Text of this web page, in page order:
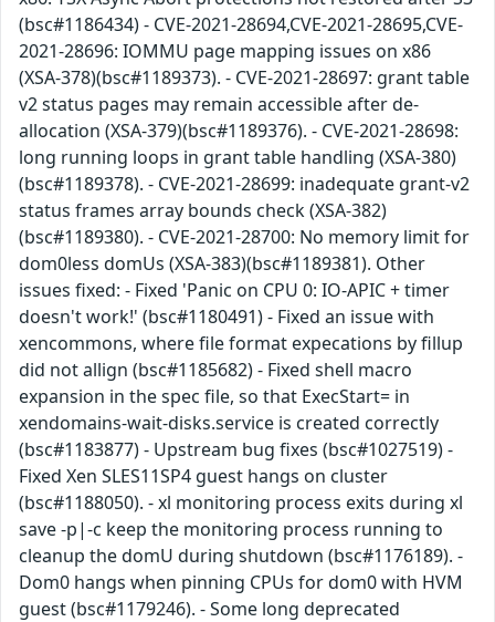
(bsc#1186434) - CVE-2021-28694,CVE-2021-28695,CVE-
2021-28696: IOMMU page mapping issues on x86
(XSA-378)(bsc#1189373). - CVE-2021-28697: grant table
v2 status pages may remain accessible after de-
allocation (XSA-379)(bsc#1189376). - CVE-2021-28698:
long running loops in grant table handling (XSA-380)
(bsc#1189378). - CVE-2021-28699: inadequate grant-v2
status frames array bounds check (XSA-382)
(bsc#1189380). - CVE-2021-28700: No memory limit for
dom0less domUs (XSA-383)(bsc#1189381). Other
issues fixed: - Fixed 'Panic on CPU 0: IO-APIC + timer
doesn't work!' (bsc#1180491) - Fixed an issue with
xencommons, where file format expecations by fillup
did not allign (bsc#1185682) - Fixed shell macro
expansion in the spec file, so that ExecStart= in
xendomains-wait-disks.service is created correctly
(bsc#1183877) - Upstream bug fixes (bsc#1027519) -
Fixed Xen SLES11SP4 guest hangs on cluster
(bsc#1188050). - xl monitoring process exits during xl
save -p|-c keep the monitoring process running to
cleanup the domU during shutdown (bsc#1176189). -
Dom0 hangs when pinning CPUs for dom0 with HVM
guest (bsc#1179246). - Some long deprecated